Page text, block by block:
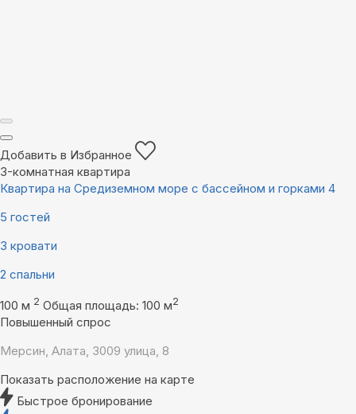
Добавить в Избранное
3-комнатная квартира
Квартира на Средиземном море с бассейном и горками 4
5 гостей
3 кровати
2 спальни
100 м 2 Общая площадь: 100 м2
Повышенный спрос
Мерсин, Алата, 3009 улица, 8
Показать расположение на карте
Быстрое бронирование